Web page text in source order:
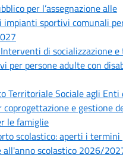
per l’assegnazione alle
impianti sportivi comunali
di socializzazione e
per persone adulte con
Territoriale Sociale agli Enti
coprogettazione e gestione
le famiglie
scolastico: aperti i termini
scolastico 2026/